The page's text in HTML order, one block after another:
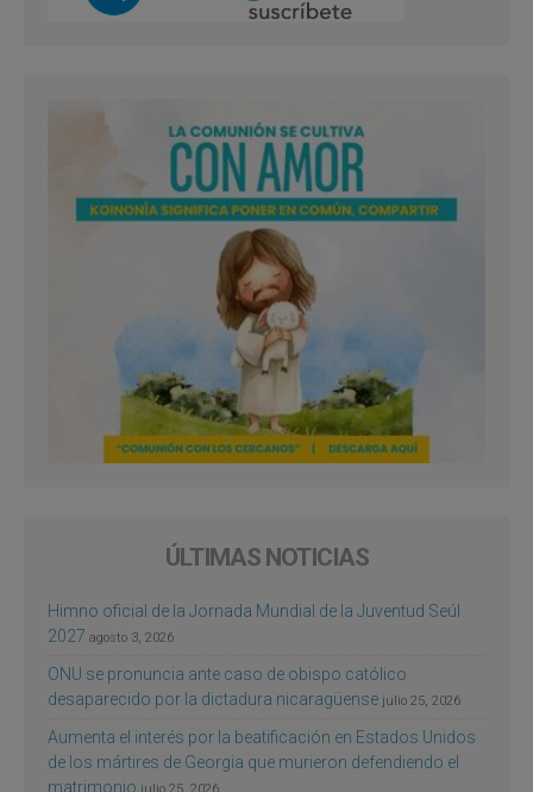
ÚLTIMAS NOTICIAS
Himno oficial de la Jornada Mundial de la Juventud Seúl
2027 agosto 3, 2026
ONU se pronuncia ante caso de obispo católico
desaparecido por la dictadura nicaragüense julio 25, 2026
Aumenta el interés por la beatificación en Estados Unidos
de los mártires de Georgia que murieron defendiendo el
matrimonio